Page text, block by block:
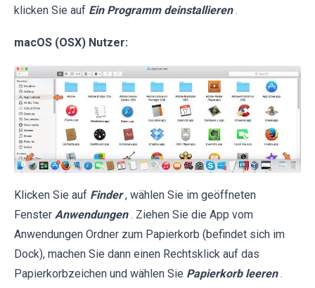
klicken Sie auf Ein Programm deinstallieren .
macOS (OSX) Nutzer:
Klicken Sie auf Finder , wählen Sie im geöffneten
Fenster Anwendungen . Ziehen Sie die App vom
Anwendungen Ordner zum Papierkorb (befindet sich im
Dock), machen Sie dann einen Rechtsklick auf das
Papierkorbzeichen und wählen Sie Papierkorb leeren .